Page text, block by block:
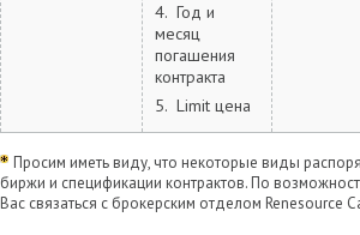
4. Год и
месяц
погашения
контракта
5. Limit цена
Просим иметь виду, что некоторые виды
биржи и спецификации контрактов. По
Вас связаться с брокерским отделом Renesource